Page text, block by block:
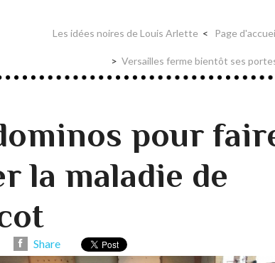
Les idées noires de Louis Arlette Page
Versailles ferme bientôt ses
pour
la maladie de
Share